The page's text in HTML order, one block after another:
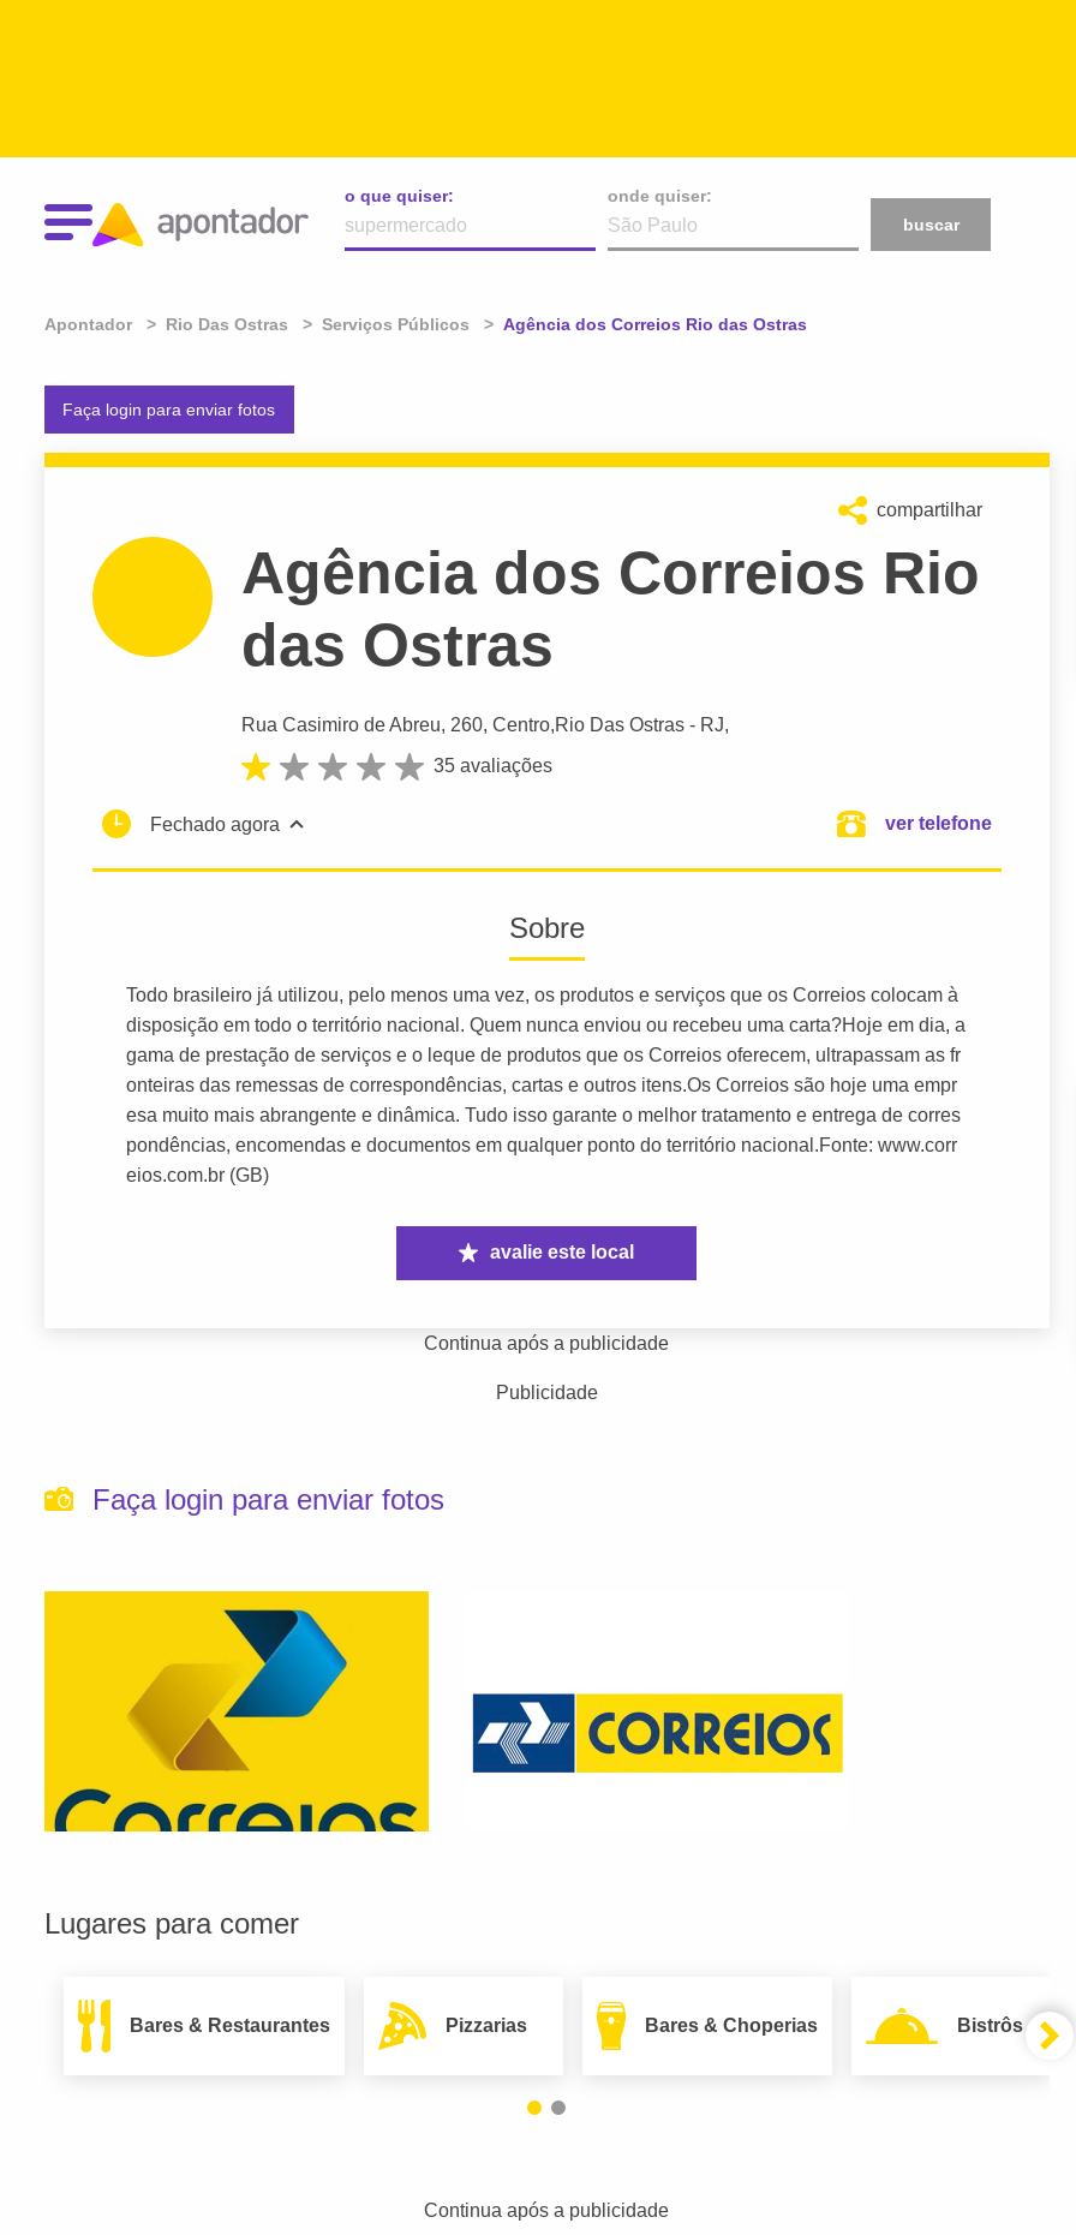
o que quiser:
onde quiser:
buscar
Apontador Rio Das Ostras Serviços Públicos Atual:
Agência dos Correios Rio das Ostras
Faça login para enviar fotos
compartilhar
Agência dos Correios Rio
das Ostras
Rua Casimiro de Abreu, 260, Centro,Rio Das Ostras - RJ,
35 avaliações
Fechado agora ver telefone
Sobre
Todo brasileiro já utilizou, pelo menos uma vez, os produtos e serviços que os Correios colocam à
disposição em todo o território nacional. Quem nunca enviou ou recebeu uma carta?Hoje em dia, a
gama de prestação de serviços e o leque de produtos que os Correios oferecem, ultrapassam as fr
onteiras das remessas de correspondências, cartas e outros itens.Os Correios são hoje uma empr
esa muito mais abrangente e dinâmica. Tudo isso garante o melhor tratamento e entrega de corres
pondências, encomendas e documentos em qualquer ponto do território nacional.Fonte: www.corr
eios.com.br (GB)
avalie este local
Continua após a publicidade
Publicidade
Faça login para enviar fotos
Lugares para comer
Bares & Restaurantes Pizzarias Bares & Choperias Bistrôs
Continua após a publicidade